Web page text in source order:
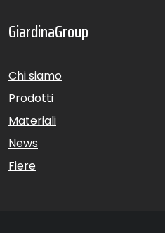
GiardinaGroup
Chi siamo
Prodotti
Materiali
News
Fiere